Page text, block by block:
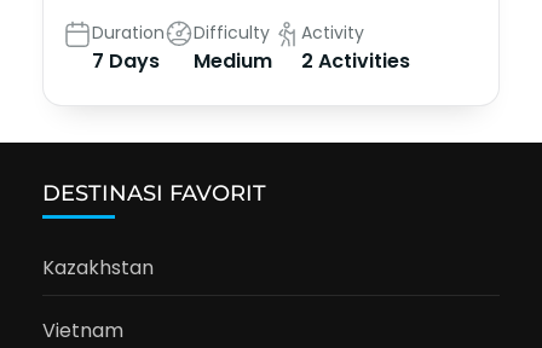
Duration
7 Days
Difficulty
Medium
Activity
2 Activities
DESTINASI FAVORIT
Kazakhstan
Vietnam